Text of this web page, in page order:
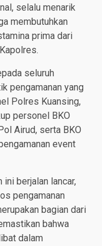
selalu menarik
membutuhkan
prima dari
seluruh
pengamanan yang
Polres Kuansing,
personel BKO
Airud, serta BKO
event
ini berjalan lancar,
pengamanan
bagian dari
bahwa
dalam